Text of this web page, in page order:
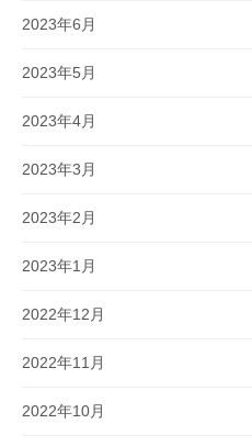
2023年6月
2023年5月
2023年4月
2023年3月
2023年2月
2023年1月
2022年12月
2022年11月
2022年10月